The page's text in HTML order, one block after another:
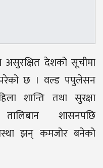
असुरक्षित देशको सूचीमा
परेको छ । वल्ड पपुलेसन
शान्ति तथा सुरक्षा
शासनपछि
झन् कमजोर बनेको